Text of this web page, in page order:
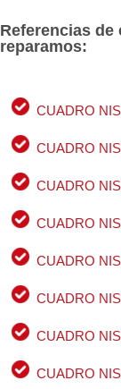
Referencias de
reparamos:
CUADRO
CUADRO
CUADRO
CUADRO
CUADRO
CUADRO
CUADRO
CUADRO